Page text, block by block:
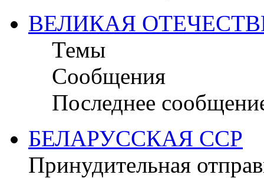
ВЕЛИКАЯ
Темы
Сообщения
Последнее
БЕЛАРУССКАЯ ССР
Принудительная